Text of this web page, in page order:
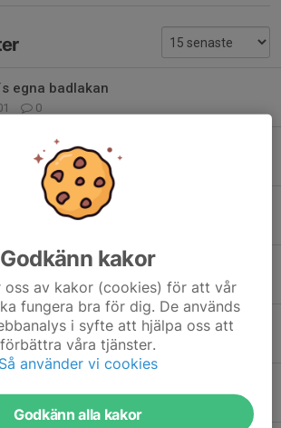
egna badlakan
0
sponsrar Rehns BK
med Viggo Foundation
för vuxna startar 6 maj
0
Junior SM skidor 11- 15 Mars
0
Godkänn kakor
oss av kakor (cookies) för att vår
fungera bra för dig. De används
i syfte att hjälpa oss att
förbättra våra tjänster.
Så använder vi cookies
Godkänn alla kakor